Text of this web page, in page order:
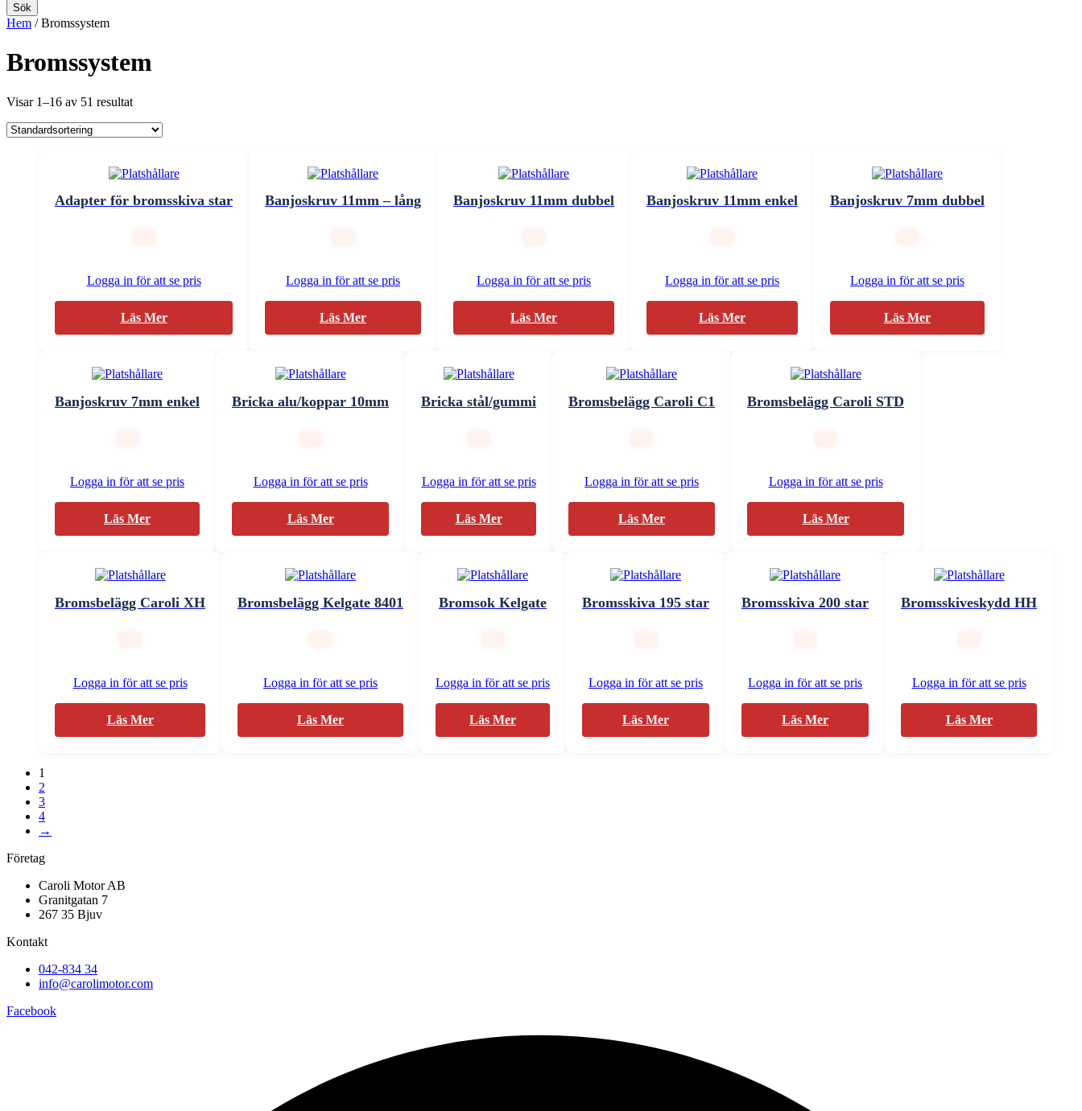
Sök
Hem / Bromssystem
Bromssystem
Visar 1–16 av 51 resultat
Adapter för bromsskiva star
Logga in för att se pris
Läs Mer
Banjoskruv 11mm – lång
Logga in för att se pris
Läs Mer
Banjoskruv 11mm dubbel
Logga in för att se pris
Läs Mer
Banjoskruv 11mm enkel
Logga in för att se pris
Läs Mer
Banjoskruv 7mm dubbel
Logga in för att se pris
Läs Mer
Banjoskruv 7mm enkel
Logga in för att se pris
Läs Mer
Bricka alu/koppar 10mm
Logga in för att se pris
Läs Mer
Bricka stål/gummi
Logga in för att se pris
Läs Mer
Bromsbelägg Caroli C1
Logga in för att se pris
Läs Mer
Bromsbelägg Caroli STD
Logga in för att se pris
Läs Mer
Bromsbelägg Caroli XH
Logga in för att se pris
Läs Mer
Bromsbelägg Kelgate 8401
Logga in för att se pris
Läs Mer
Bromsok Kelgate
Logga in för att se pris
Läs Mer
Bromsskiva 195 star
Logga in för att se pris
Läs Mer
Bromsskiva 200 star
Logga in för att se pris
Läs Mer
Bromsskiveskydd HH
Logga in för att se pris
Läs Mer
1
2
3
4
→
Företag
Caroli Motor AB
Granitgatan 7
267 35 Bjuv
Kontakt
042-834 34
info@carolimotor.com
Facebook